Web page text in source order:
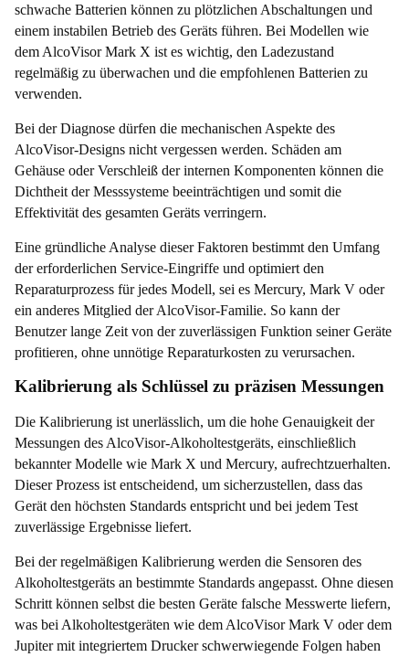
schwache Batterien können zu plötzlichen Abschaltungen und
einem instabilen Betrieb des Geräts führen. Bei Modellen wie
dem AlcoVisor Mark X ist es wichtig, den Ladezustand
regelmäßig zu überwachen und die empfohlenen Batterien zu
verwenden.
Bei der Diagnose dürfen die mechanischen Aspekte des
AlcoVisor-Designs nicht vergessen werden. Schäden am
Gehäuse oder Verschleiß der internen Komponenten können die
Dichtheit der Messsysteme beeinträchtigen und somit die
Effektivität des gesamten Geräts verringern.
Eine gründliche Analyse dieser Faktoren bestimmt den Umfang
der erforderlichen Service-Eingriffe und optimiert den
Reparaturprozess für jedes Modell, sei es Mercury, Mark V oder
ein anderes Mitglied der AlcoVisor-Familie. So kann der
Benutzer lange Zeit von der zuverlässigen Funktion seiner Geräte
profitieren, ohne unnötige Reparaturkosten zu verursachen.
Kalibrierung als Schlüssel zu präzisen Messungen
Die Kalibrierung ist unerlässlich, um die hohe Genauigkeit der
Messungen des AlcoVisor-Alkoholtestgeräts, einschließlich
bekannter Modelle wie Mark X und Mercury, aufrechtzuerhalten.
Dieser Prozess ist entscheidend, um sicherzustellen, dass das
Gerät den höchsten Standards entspricht und bei jedem Test
zuverlässige Ergebnisse liefert.
Bei der regelmäßigen Kalibrierung werden die Sensoren des
Alkoholtestgeräts an bestimmte Standards angepasst. Ohne diesen
Schritt können selbst die besten Geräte falsche Messwerte liefern,
was bei Alkoholtestgeräten wie dem AlcoVisor Mark V oder dem
Jupiter mit integriertem Drucker schwerwiegende Folgen haben